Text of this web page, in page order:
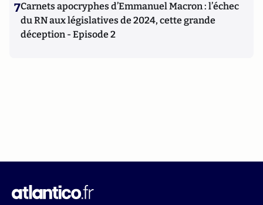
7Carnets apocryphes d’Emmanuel Macron : l’échec
du RN aux législatives de 2024, cette grande
déception - Episode 2